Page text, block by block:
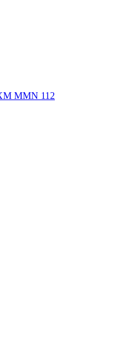
MMN 112